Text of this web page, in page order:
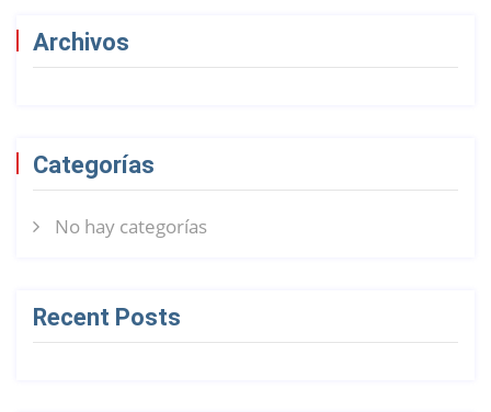
Archivos
Categorías
No hay categorías
Recent Posts